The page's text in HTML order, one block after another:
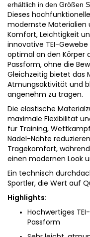
erhältlich in den Größen
Dieses
modernste Materialien
Komfort, Leichtigkeit
innovative TEI-
optimal an den Körper
Passform, ohne die
Gleichzeitig bietet das
Atmungsaktivität und
angenehm zu tragen.
Die elastische
maximale Flexibilität
für Training,
Nadel-Nähte
Tragekomfort,
einen modernen Look
Ein technisch
Sportler, die Wert auf
Highlights:
Hochwertiges
Passform